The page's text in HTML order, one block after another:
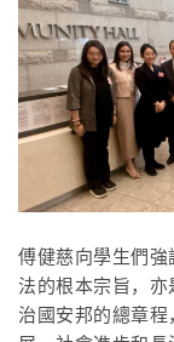
傅健慈向學生們
法的根本宗旨，
治國安邦的總章